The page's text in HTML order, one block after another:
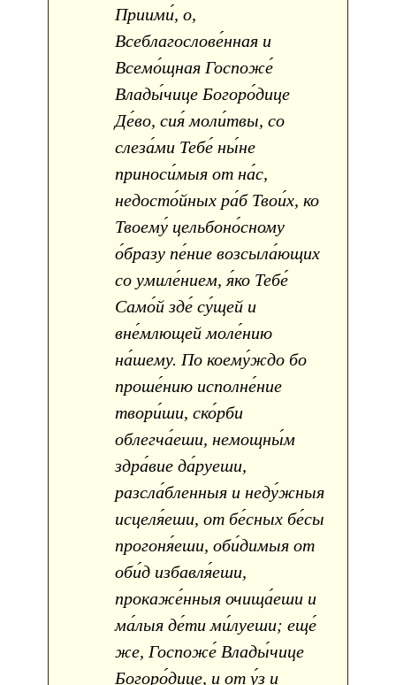
Приими́, о,
Всеблагослове́нная и
Всемо́щная Госпоже́
Влады́чице Богоро́дице
Де́во, сия́ моли́твы, со
слеза́ми Тебе́ ны́не
приноси́мыя от на́с,
недосто́йных ра́б Твои́х, ко
Твоему́ цельбоно́сному
о́бразу пе́ние возсыла́ющих
со умиле́нием, я́ко Тебе́
Само́й зде́ су́щей и
вне́млющей моле́нию
на́шему. По коему́ждо бо
проше́нию исполне́ние
твори́ши, ско́рби
облегча́еши, немощны́м
здра́вие да́руеши,
разсла́бленныя и неду́жныя
исцеля́еши, от бе́сных бе́сы
прогоня́еши, оби́димыя от
оби́д избавля́еши,
прокаже́нныя очища́еши и
ма́лыя де́ти ми́луеши; еще́
же, Госпоже́ Влады́чице
Богоро́дице, и от у́з и